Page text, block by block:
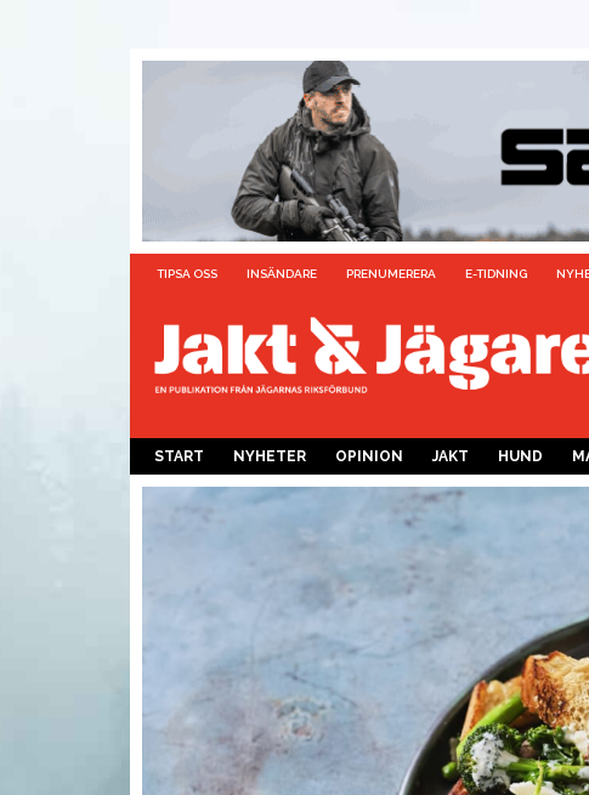
TIPSA OSS INSÄNDARE PRENUMERERA E-TIDNING
START NYHETER OPINION JAKT HUND